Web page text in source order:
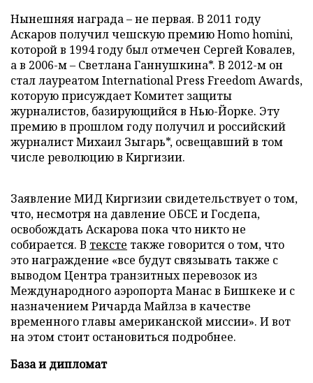
Нынешняя награда – не первая. В 2011 году
Аскаров получил чешскую премию Homo homini,
которой в 1994 году был отмечен Сергей Ковалев,
а в 2006-м – Светлана Ганнушкина*. В 2012-м он
стал лауреатом International Press Freedom Awards,
которую присуждает Комитет защиты
журналистов, базирующийся в Нью-Йорке. Эту
премию в прошлом году получил и российский
журналист Михаил Зыгарь*, освещавший в том
числе революцию в Киргизии.
Заявление МИД Киргизии свидетельствует о том,
что, несмотря на давление ОБСЕ и Госдепа,
освобождать Аскарова пока что никто не
собирается. В тексте также говорится о том, что
это награждение «все будут связывать также с
выводом Центра транзитных перевозок из
Международного аэропорта Манас в Бишкеке и с
назначением Ричарда Майлза в качестве
временного главы американской миссии». И вот
на этом стоит остановиться подробнее.
База и дипломат